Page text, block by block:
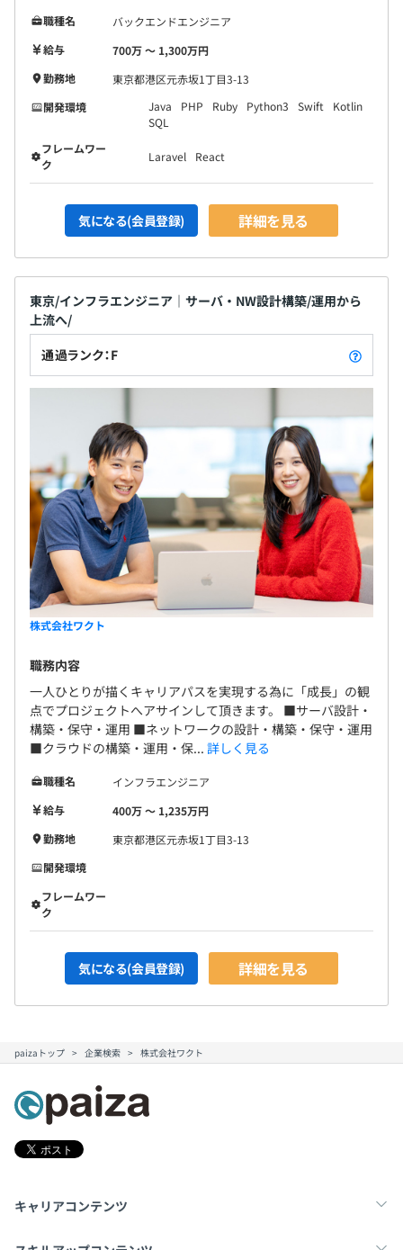
職種名
バックエンドエンジニア
給与
700万 〜 1,300万円
勤務地
東京都港区元赤坂1丁目3-13
開発環境
Java PHP Ruby Python3 Swift
Kotlin
SQL
フレームワー
ク
Laravel React
気になる(会員登録) 詳細を見る
東京/インフラエンジニア｜サーバ・NW設計構築/運用から
上流へ/
通過ランク：F
株式会社ワクト
職務内容
一人ひとりが描くキャリアパスを実現する為に「成長」の観
点でプロジェクトへアサインして頂きます。 ■サーバ設計・
構築・保守・運用 ■ネットワークの設計・構築・保守・運用
■クラウドの構築・運用・保... 詳しく見る
職種名
インフラエンジニア
給与
400万 〜 1,235万円
勤務地
東京都港区元赤坂1丁目3-13
開発環境
フレームワー
ク
気になる(会員登録) 詳細を見る
paizaトップ 企業検索 株式会社ワクト
キャリアコンテンツ